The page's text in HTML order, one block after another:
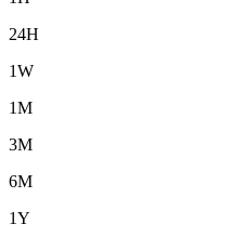
24H
1W
1M
3M
6M
1Y